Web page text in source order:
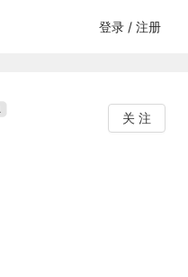
登录 / 注册
关 注